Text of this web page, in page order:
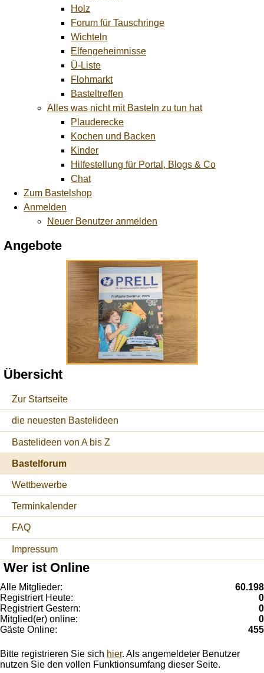
Holz
Forum für Tauschringe
Wichteln
Elfengeheimnisse
Ü-Liste
Flohmarkt
Basteltreffen
Alles was nicht mit Basteln zu tun hat
Plauderecke
Kochen und Backen
Kinder
Hilfestellung für Portal, Blogs & Co
Chat
Zum Bastelshop
Anmelden
Neuer Benutzer anmelden
Angebote
Übersicht
Zur Startseite
die neuesten Bastelideen
Bastelideen von A bis Z
Bastelforum
Wettbewerbe
Terminkalender
FAQ
Impressum
Wer ist Online
Alle Mitglieder:
60.198
Registriert Heute:
0
Registriert Gestern:
0
Mitglied(er) online:
0
Gäste Online:
455
Bitte registrieren Sie sich hier. Als angemeldeter Benutzer
nutzen Sie den vollen Funktionsumfang dieser Seite.